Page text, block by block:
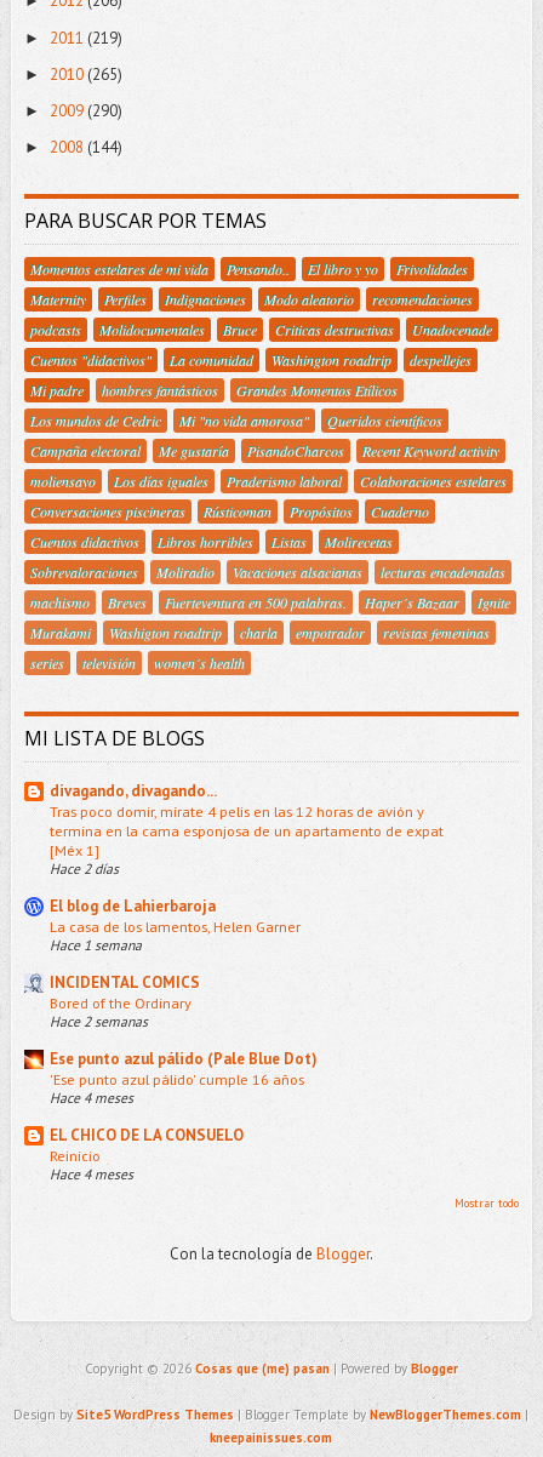
► 2011 (219)
► 2010(265)
► 2009(290)
► 2008 (144)
PARA BUSCAR POR TEMAS
Momentos estelares de mi vida Pensando.. El libro y yo
Frivolidades
Maternity
Perfiles Indignaciones Modo aleatorio
recomendaciones
podcasts
Molidocumentales Bruce Criticas destructivas
Unadocenade
Cuentos "didactivos"
La comunidad Washington roadtrip
despellejes
Mi padre
hombres fantásticos
Grandes Momentos Etílicos
Los mundos de Cedric
Mi "no vida amorosa"
Queridos científicos
Campaña electoral
Me gustaría PisandoCharcos
Recent Keyword activity
moliensayo
Los días iguales Praderismo laboral
Colaboraciones estelares
Conversaciones piscineras
Rústicoman Propósitos
Cuaderno
Cuentos didactivos
Libros horribles Listas
Molirecetas
Sobrevaloraciones
Moliradio Vacaciones alsacianas
lecturas encadenadas
machismo
Breves Fuerteventura en 500 palabras. Haper´s Bazaar
Ignite
Murakami
Washigton roadtrip charla empotrador
revistas femeninas
series
televisión women´s health
MI LISTA DE BLOGS
divagando, divagando...
Tras poco domir, mírate 4 pelis en las 12 horas de avión y
termina en la cama esponjosa de un apartamento de expat
[Méx 1]
Hace 2 días
El blog de Lahierbaroja
La casa de los lamentos, Helen Garner
Hace 1 semana
INCIDENTAL COMICS
Bored of the Ordinary
Hace 2 semanas
Ese punto azul pálido (Pale Blue Dot)
'Ese punto azul pálido' cumple 16 años
Hace 4 meses
EL CHICO DE LA CONSUELO
Reinicio
Hace 4 meses
Mostrar todo
Con la tecnología de Blogger.
Copyright © 2026 Cosas que (me) pasan | Powered by Blogger
Design bySite5 WordPress Themes | Blogger Template byNewBloggerThemes.com |
kneepainissues.com